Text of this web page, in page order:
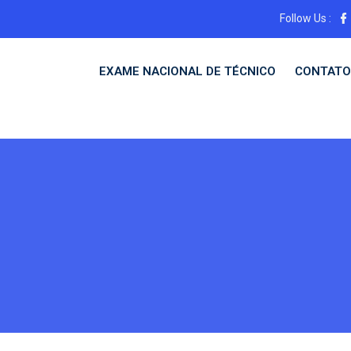
Follow Us :
EXAME NACIONAL DE TÉCNICO CONTATO